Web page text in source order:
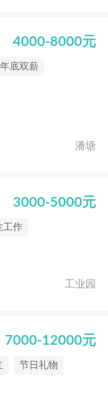
4000-8000元
年底双薪
潘塘
3000-5000元
工作
工业园
7000-12000元
节日礼物